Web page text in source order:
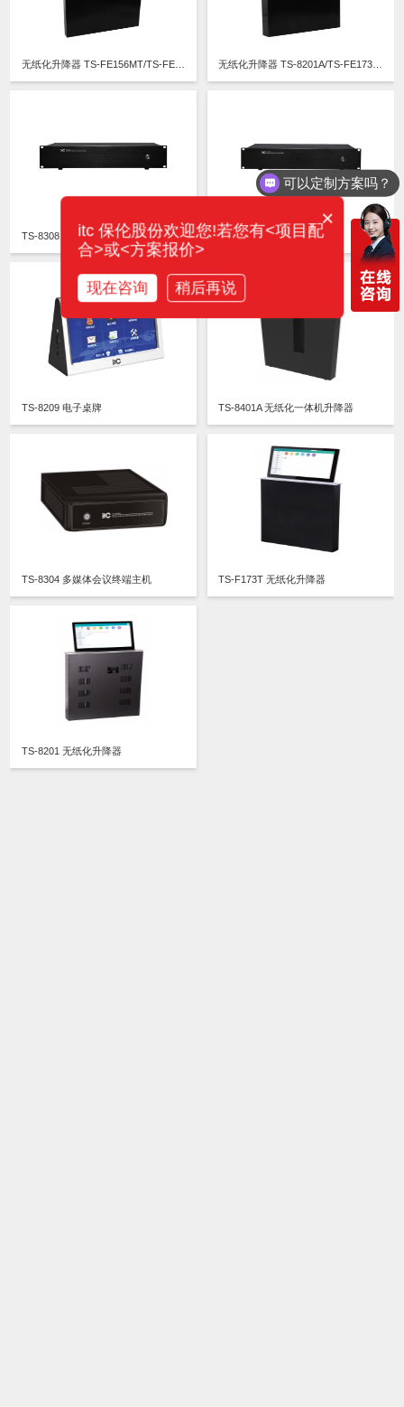
无纸化升降器 TS-FE156MT/TS-FE173MT/TS-FE173MT3/TS-FE215MT/TS-FE215MT3
TS-8308 无纸化流媒体主机 TS-8300 无纸化主机
TS-8209 电子桌牌 TS-8401A 无纸化一体机升降器
TS-8304 多媒体会议终端主机 TS-F173T 无纸化升降器
TS-8201 无纸化升降器
可以定制方案吗？
你们电话多少？
×
itc 保伦股份欢迎您!若您有<项目配
合>或<方案报价>
现在咨询 稍后再说